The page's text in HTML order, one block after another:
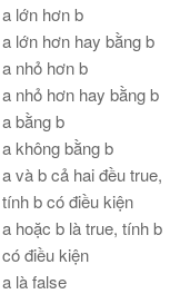
a lớn hơn b
a lớn hơn hay bằng b
a nhỏ hơn b
a nhỏ hơn hay bằng b
a bằng b
a không bằng b
a và b cả hai đều true,
tính b có điều kiện
a hoặc b là true, tính b
có điều kiện
a là false